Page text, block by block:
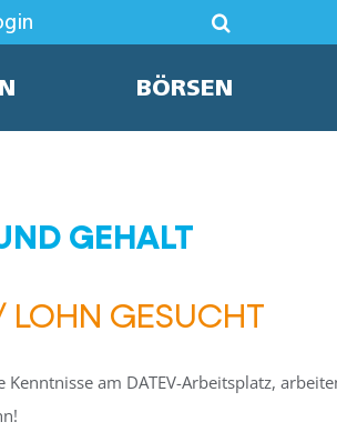
BÖRSEN
GEHALT
LOHN GESUCHT
am DATEV-Arbeitsplatz,